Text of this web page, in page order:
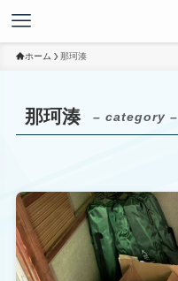
ホーム 那珂湊
那珂湊 – category –